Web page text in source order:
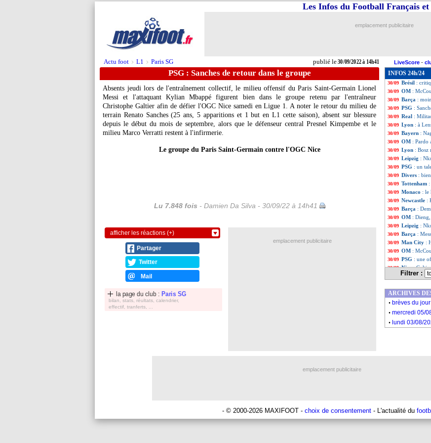
Actu foot > L1 > Paris SG publié le30/09/2022 à 14h41
Les Infos du Football Français
emplacement publicitaire
LiveScore -
PSG : Sanches de retour dans le groupe
Absents jeudi lors de l'entraînement collectif, le milieu offensif du Paris Saint-Germain Lionel
Messi et l'attaquant Kylian Mbappé figurent bien dans le groupe retenu par l'entraîneur
Christophe Galtier afin de défier l'OGC Nice samedi en Ligue 1. A noter le retour du milieu de
terrain Renato Sanches (25 ans, 5 apparitions et 1 but en L1 cette saison), absent sur blessure
depuis le début du mois de septembre, alors que le défenseur central Presnel Kimpembe et le
milieu Marco Verratti restent à l'infirmerie.
Le groupe du Paris Saint-Germain contre l'OGC Nice
Lu 7.848 fois - Damien Da Silva - 30/09/22 à 14h41
afficher les réactions (+)
Partager
Twitter
Mail
la page du club : Paris SG
bilan, stats, réultats, calendrier,
effectif, tranferts, ...
INFOS 24h/24
30/09 Barça:
30/09 Monaco
30/09 OM:
30/09 Rennes:
30/09 Brésil :
30/09 OM :
30/09 Barça :
30/09 PSG :
30/09 Real :
30/09 Lyon : à
30/09 Bayern :
30/09 OM : Pardo
30/09 Lyon : Bosz
30/09 Leipzig :
30/09 PSG : un
30/09 Divers :
30/09 Tottenham
30/09 Monaco : le
30/09 Newcastle :
30/09 Barça :
30/09 OM : Dieng,
30/09 Leipzig :
30/09 Barça :
30/09 Man City :
30/09 OM :
30/09 PSG : une
30/09 Nice:
Lyon: la
... Liste des
... Liste des
Filtrer :
emplacement publicitaire
ARCHIVES
. brèves du jour
. mercredi 05/
. lundi 03/08/
emplacement publicitaire
- © 2000-2026 MAXIFOOT - choix de consentement - L'actualité du